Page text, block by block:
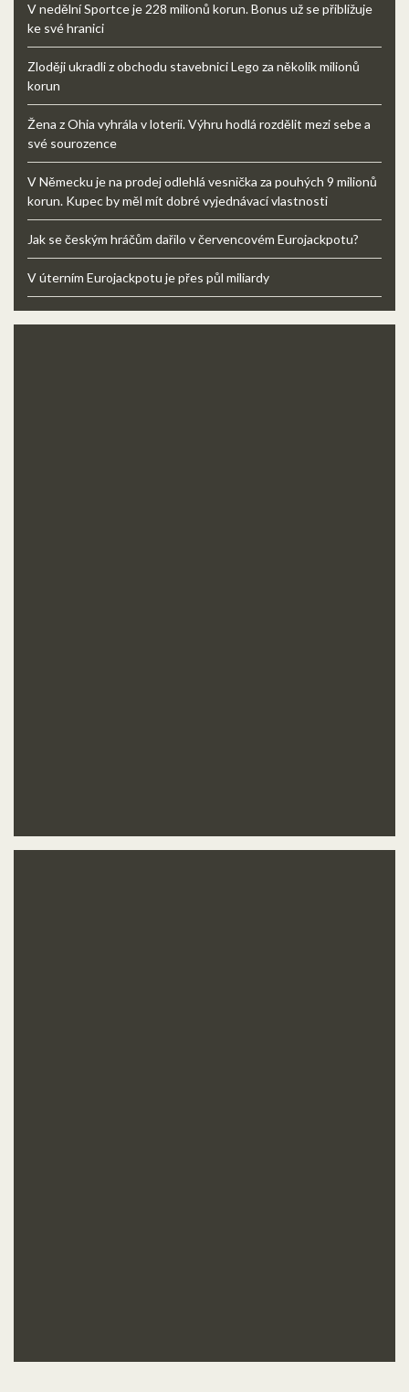
V nedělní Sportce je 228 milionů korun. Bonus už se přibližuje
ke své hranici
Zloději ukradli z obchodu stavebnici Lego za několik milionů
korun
Žena z Ohia vyhrála v loterii. Výhru hodlá rozdělit mezi sebe a
své sourozence
V Německu je na prodej odlehlá vesnička za pouhých 9 milionů
korun. Kupec by měl mít dobré vyjednávací vlastnosti
Jak se českým hráčům dařilo v červencovém Eurojackpotu?
V úterním Eurojackpotu je přes půl miliardy